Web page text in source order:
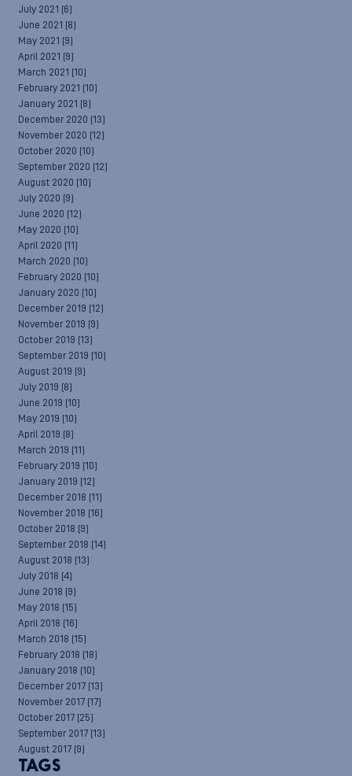
July 2021 (6)
June 2021 (8)
May 2021 (9)
April 2021 (9)
March 2021 (10)
February 2021 (10)
January 2021 (8)
December 2020 (13)
November 2020 (12)
October 2020 (10)
September 2020 (12)
August 2020 (10)
July 2020 (9)
June 2020 (12)
May 2020 (10)
April 2020 (11)
March 2020 (10)
February 2020 (10)
January 2020 (10)
December 2019 (12)
November 2019 (9)
October 2019 (13)
September 2019 (10)
August 2019 (9)
July 2019 (8)
June 2019 (10)
May 2019 (10)
April 2019 (8)
March 2019 (11)
February 2019 (10)
January 2019 (12)
December 2018 (11)
November 2018 (16)
October 2018 (9)
September 2018 (14)
August 2018 (13)
July 2018 (4)
June 2018 (9)
May 2018 (15)
April 2018 (16)
March 2018 (15)
February 2018 (18)
January 2018 (10)
December 2017 (13)
November 2017 (17)
October 2017 (25)
September 2017 (13)
August 2017 (9)
TAGS